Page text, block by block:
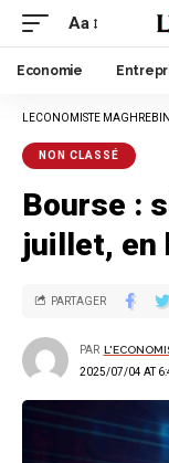
Aa
Economie
LECONOMISTE MAGHREBIN
NON CLASSÉ
Bourse :
juillet, en
2025/07/04 AT
PAR
PARTAGER